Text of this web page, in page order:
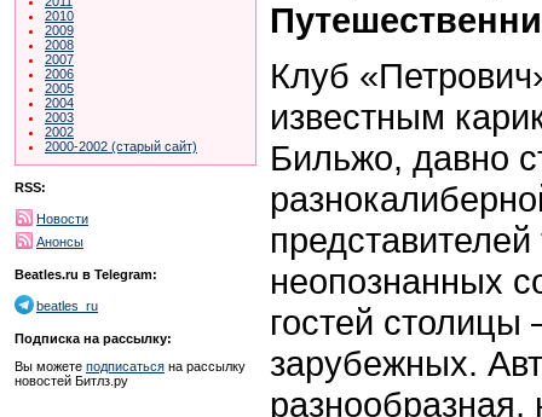
2010
2009
2008
2007
2006
2005
2004
2003
2002
2000-2002 (старый сайт)
RSS:
Новости
Анонсы
Beatles.ru в Telegram:
beatles_ru
Подписка на рассылку:
Вы можете подписаться на рассылку
новостей Битлз.ру
Клуб
известным
Бильжо, давно
неопознанных
гостей столицы
зарубежных.
разнообразная,